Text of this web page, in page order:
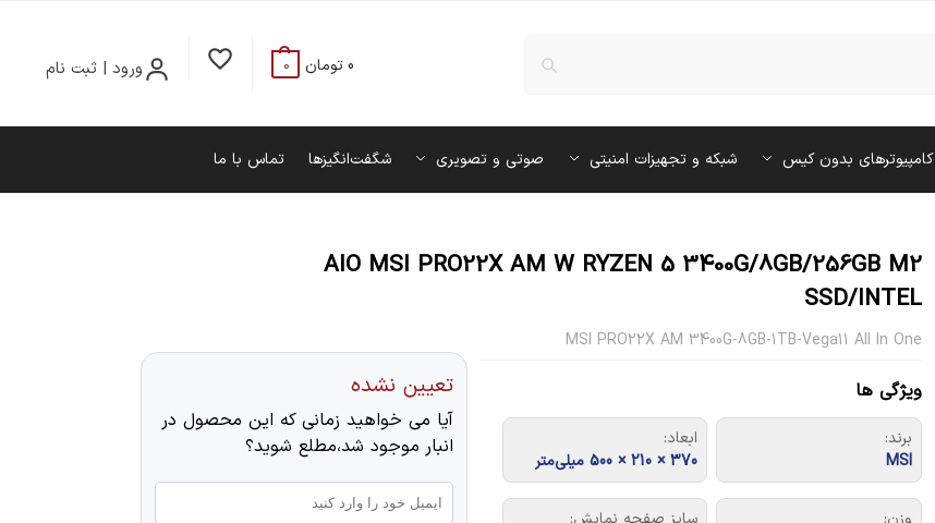
ورود | ثبت نام 0 تومان 0
کامپیوترهای بدون کیس شبکه و تجهیزات امنیتی صوتی و تصویری شگفت‌انگیزها تماس با ما
AIO MSI PRO22X AM W RYZEN 5 3400G/8GB/256GB M2
SSD/INTEL
MSI PRO22X AM 3400G-8GB-1TB-Vega11 All In One
ویژگی ها
برند:
MSI
ابعاد:
370 × 210 × 500 میلی‌متر
تعیین نشده
آیا می خواهید زمانی که این محصول در
انبار موجود شد،مطلع شوید؟